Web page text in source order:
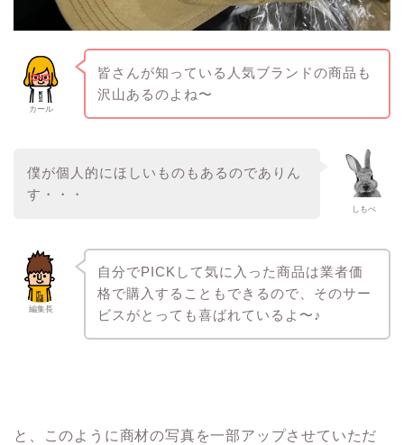
カール
皆さんが知っている人気ブランドの商品も
沢山あるのよね〜
しもべ
僕が個人的にほしいものもあるのでありん
す・・・
編集長
自分でPICKして気に入った商品は業者価
格で購入することもできるので、そのサー
ビスがとっても喜ばれているよ〜♪
と、このように商材の写真を一部アップさせていただ